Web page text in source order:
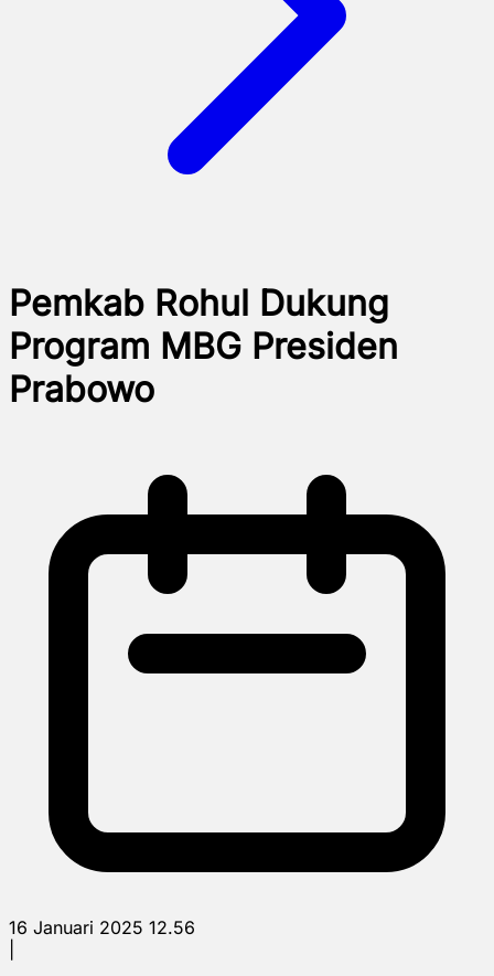
Pemkab Rohul Dukung
Program MBG Presiden
Prabowo
16 Januari 2025 12.56